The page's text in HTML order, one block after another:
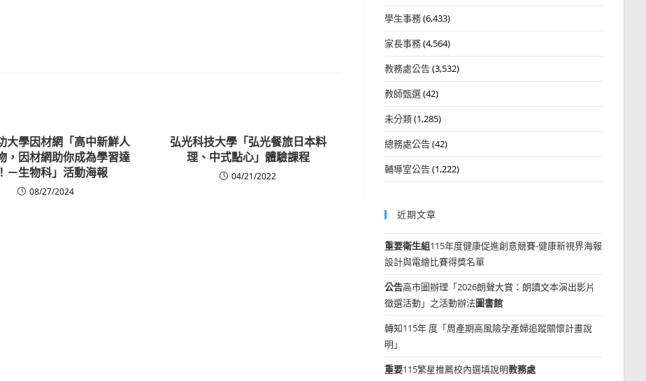
大學因材網「高中新鮮人
，因材網助你成為學習達
－生物科」活動海報
08/27/2024
弘光科技大學「弘光餐旅日本料
理、中式點心」體驗課程
04/21/2022
學生事務(6,433)
家長事務(4,564)
教務處公告(3,532)
教師甄選(42)
未分類(1,285)
總務處公告(42)
輔導室公告(1,222)
近期文章
重要衛生組115年度健康促進創意競賽-健康新視界海報
設計與電繪比賽得獎名單
公告高市圖辦理「2026朗聲大賞：朗讀文本演出影片
徵選活動」之活動辦法圖書館
轉知115年 度「周產期高風險孕產婦追蹤關懷計畫說
明」
重要115繁星推薦校內選填說明教務處